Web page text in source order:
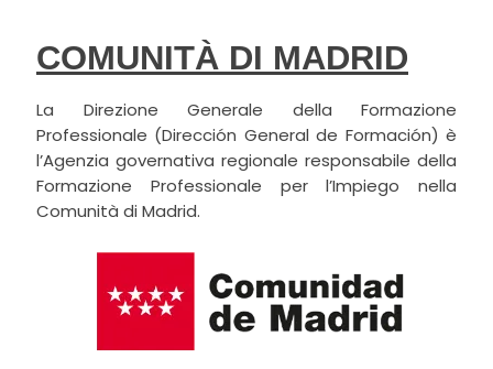
COMUNITÀ DI MADRID
La Direzione Generale della Formazione
Professionale (Dirección General de Formación) è
l’Agenzia governativa regionale responsabile della
Formazione Professionale per l’Impiego nella
Comunità di Madrid.